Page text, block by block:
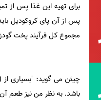
برای تهیه این غذا پس از
پس از آن پای کروکودیل
مجموع کل فرآیند پخت
چیئن می گوید: "بسیاری
باشد. به نظر من نیز طعم